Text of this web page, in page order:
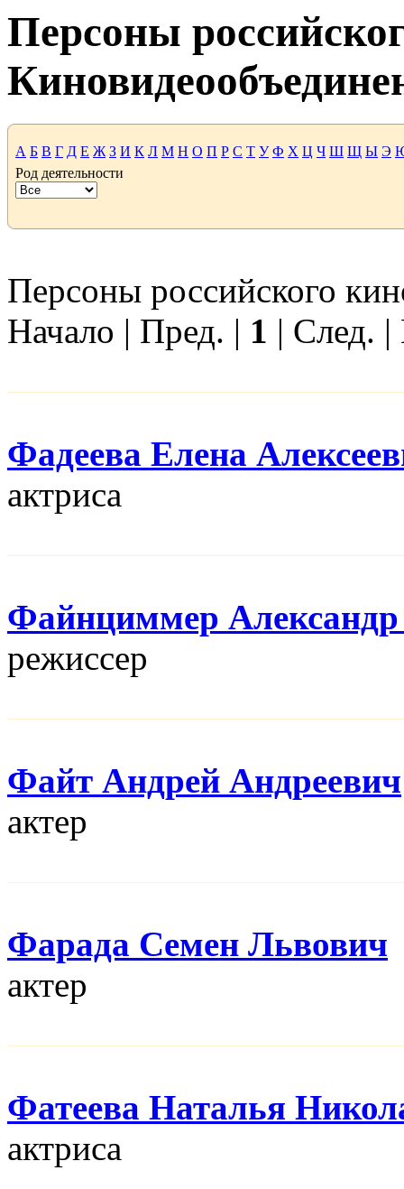
Персоны
А Б В Г Д Е Ж З И К Л М Н О П Р С Т У Ф Х Ц Ч Ш Щ Ы Э
Род деятельности
Персоны российского
Начало | Пред. | 1 | След.
Фадеева Елена
актриса
Файнциммер
режисcер
Файт Андрей Андреевич
актер
Фарада Семен Львович
актер
Фатеева Наталья
актриса